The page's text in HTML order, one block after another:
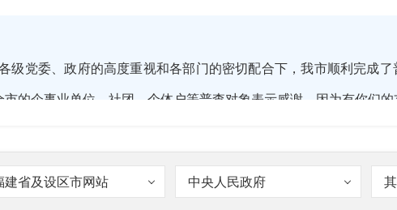
级党委、政府的高度重视和各部门的密切配合下，我市顺利完成了
的企事业单位、社团、个体户等普查对象表示感谢，因为有你们的
建省及设区市网站 中央人民政府